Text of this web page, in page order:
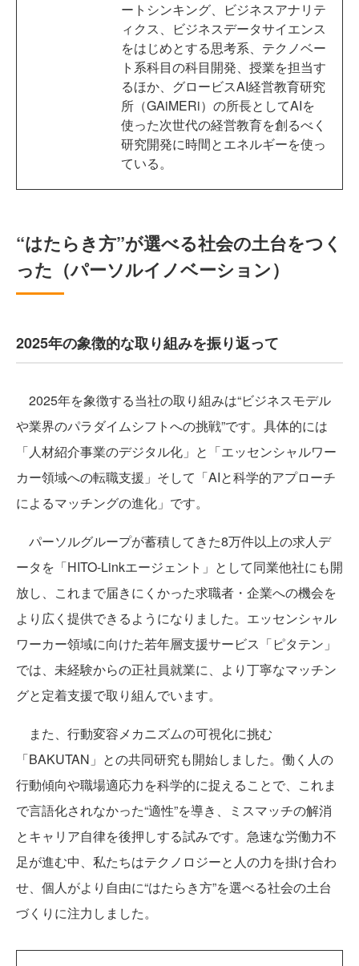
ートシンキング、ビジネスアナリテ
ィクス、ビジネスデータサイエンス
をはじめとする思考系、テクノベー
ト系科目の科目開発、授業を担当す
るほか、グロービスAI経営教育研究
所（GAiMERi）の所長としてAIを
使った次世代の経営教育を創るべく
研究開発に時間とエネルギーを使っ
ている。
“はたらき方”が選べる社会の土台をつく
った（パーソルイノベーション）
2025年の象徴的な取り組みを振り返って
2025年を象徴する当社の取り組みは“ビジネスモデル
や業界のパラダイムシフトへの挑戦”です。具体的には
「人材紹介事業のデジタル化」と「エッセンシャルワー
カー領域への転職支援」そして「AIと科学的アプローチ
によるマッチングの進化」です。
パーソルグループが蓄積してきた8万件以上の求人デ
ータを「HITO-Linkエージェント」として同業他社にも開
放し、これまで届きにくかった求職者・企業への機会を
より広く提供できるようになりました。エッセンシャル
ワーカー領域に向けた若年層支援サービス「ピタテン」
では、未経験からの正社員就業に、より丁寧なマッチン
グと定着支援で取り組んでいます。
また、行動変容メカニズムの可視化に挑む
「BAKUTAN」との共同研究も開始しました。働く人の
行動傾向や職場適応力を科学的に捉えることで、これま
で言語化されなかった“適性”を導き、ミスマッチの解消
とキャリア自律を後押しする試みです。急速な労働力不
足が進む中、私たちはテクノロジーと人の力を掛け合わ
せ、個人がより自由に“はたらき方”を選べる社会の土台
づくりに注力しました。